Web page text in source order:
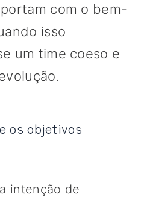
com o bem-
isso
um time coeso e
os objetivos
intenção de